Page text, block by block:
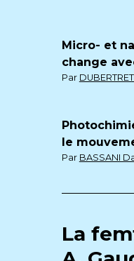
Micro- et
change
Par
le
Par BASSANI
La